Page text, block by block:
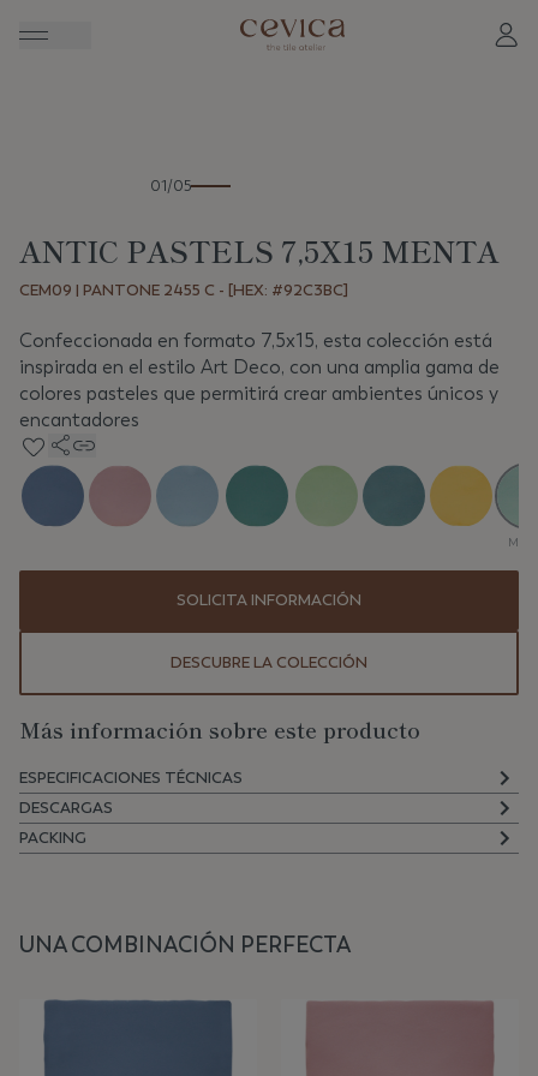
01/05
ANTIC PASTELS 7,5X15 MENTA
CEM09 | PANTONE 2455 C - [HEX: #92C3BC]
Confeccionada en formato 7,5x15, esta colección está
inspirada en el estilo Art Deco, con una amplia gama de
colores pasteles que permitirá crear ambientes únicos y
encantadores
SOLICITA INFORMACIÓN
DESCUBRE LA COLECCIÓN
Más información sobre este producto
ESPECIFICACIONES TÉCNICAS
DESCARGAS
PACKING
UNA COMBINACIÓN PERFECTA